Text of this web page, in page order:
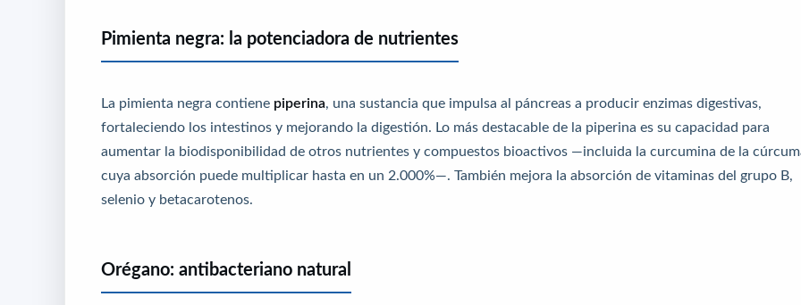
Pimienta negra: la potenciadora de nutrientes
La pimienta negra contiene piperina , una sustancia que impulsa al páncreas a producir enzimas digestivas,
fortaleciendo los intestinos y mejorando la digestión. Lo más destacable de la piperina es su capacidad para
aumentar la biodisponibilidad de otros nutrientes y compuestos bioactivos —incluida la curcumina de la
cuya absorción puede multiplicar hasta en un 2.000%—. También mejora la absorción de vitaminas del grupo B,
selenio y betacarotenos.
Orégano: antibacteriano natural